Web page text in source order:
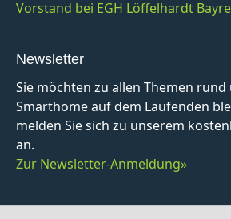
Vorstand bei EGH Löffelhardt
Newsletter
Sie möchten zu allen Themen rund
Smarthome auf dem Laufenden
melden Sie sich zu unserem
an.
Zur Newsletter-Anmeldung»